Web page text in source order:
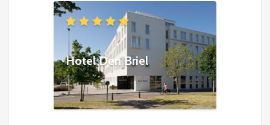
Hotel Den Briel